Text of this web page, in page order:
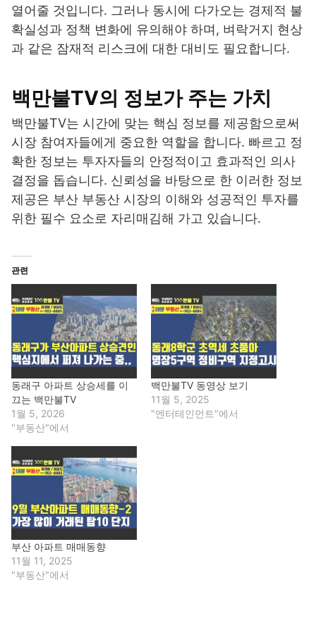
열어줄 것입니다. 그러나 동시에 다가오는 경제적 불
확실성과 정책 변화에 유의해야 하며, 벼락거지 현상
과 같은 잠재적 리스크에 대한 대비도 필요합니다.
백만불TV의 정보가 주는 가치
백만불TV는 시간에 맞는 핵심 정보를 제공함으로써
시장 참여자들에게 중요한 역할을 합니다. 빠르고 정
확한 정보는 투자자들의 안정적이고 효과적인 의사
결정을 돕습니다. 신뢰성을 바탕으로 한 이러한 정보
제공은 부산 부동산 시장의 이해와 성공적인 투자를
위한 필수 요소로 자리매김해 가고 있습니다.
관련
동래구 아파트 상승세를 이
끄는 백만불TV
1월 5, 2026
"부동산"에서
백만불TV 동영상 보기
11월 5, 2025
"엔터테인먼트"에서
부산 아파트 매매동향
11월 11, 2025
"부동산"에서